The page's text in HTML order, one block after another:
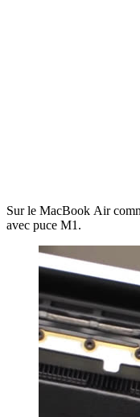
Sur le MacBook Air
avec puce M1.